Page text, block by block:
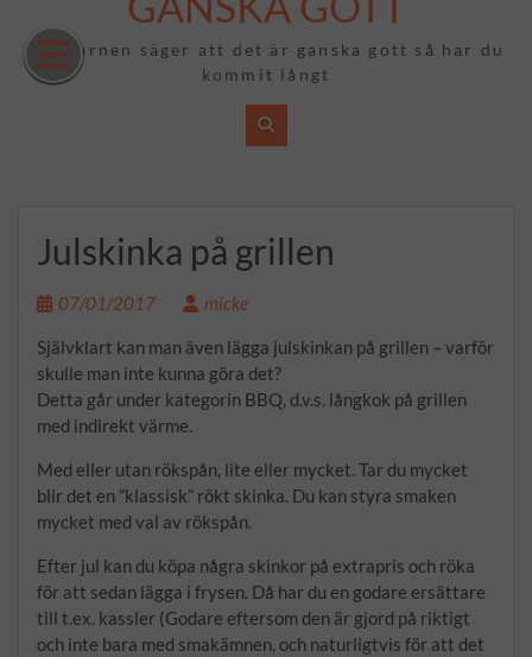
innehåll
Om barnen säger att det är ganska gott så har du
kommit långt
Julskinka på grillen
07/01/2017 micke
Självklart kan man även lägga julskinkan på grillen – varför
skulle man inte kunna göra det?
Detta går under kategorin BBQ, d.v.s. långkok på grillen
med indirekt värme.
Med eller utan rökspån, lite eller mycket. Tar du mycket
blir det en ”klassisk” rökt skinka. Du kan styra smaken
mycket med val av rökspån.
Efter jul kan du köpa några skinkor på extrapris och röka
för att sedan lägga i frysen. Då har du en godare ersättare
till t.ex. kassler (Godare eftersom den är gjord på riktigt
och inte bara med smakämnen, och naturligtvis för att det